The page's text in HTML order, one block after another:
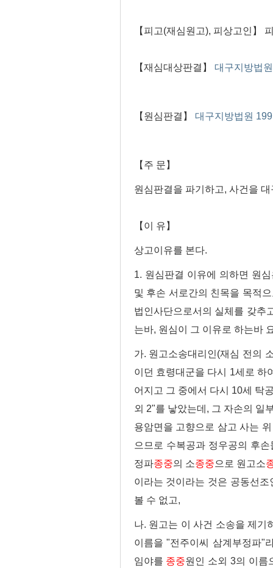
【피고(재심원고), 피상고인】
【재심대상판결】 대구지방법
【원심판결】 대구지방법원
【주 문】
원심판결을 파기하고, 사건을
【이 유】
상고이유를 본다.
1. 원심판결 이유에 의하면 원
및 후손 서로간의 친목을 목적
법인사단으로서의 실체를 갖추
는바, 원심이 그 이유로 하는바
가. 원고소송대리인(재심 전의
이던 효령대군을 다시 1세로 하
어지고 그 중에서 다시 10세 탁
외 2"를 낳았는데, 그 자손의 일
용암면을 고향으로 삼고 사는
으므로 수복공과 정우공의 후
정파종중의 소종중으로 원고소
이라는 것이라는 것은 공동선
볼 수 없고,
나. 원고는 이 사건 소송을 제기
이름을 "전주이씨 삼계부정파"
임야를 종중원인 소외 3의 이름